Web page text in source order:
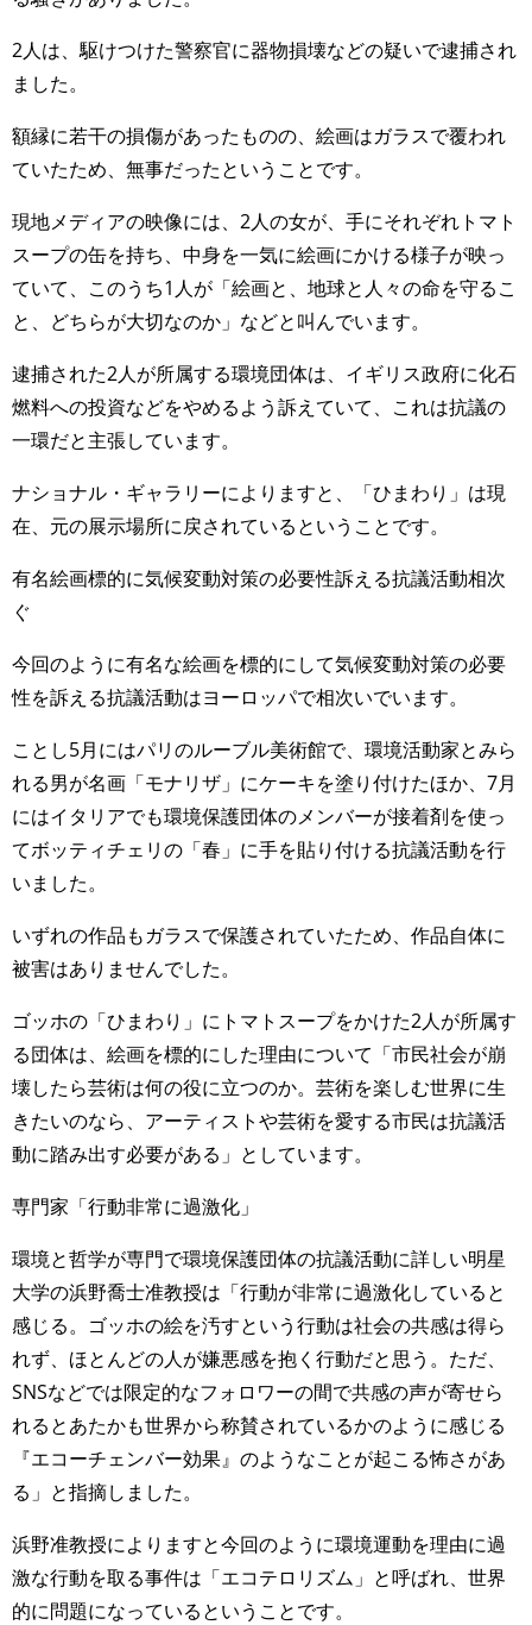
2人は、駆けつけた警察官に器物損壊などの疑いで逮捕され
ました。
額縁に若干の損傷があったものの、絵画はガラスで覆われ
ていたため、無事だったということです。
現地メディアの映像には、2人の女が、手にそれぞれトマト
スープの缶を持ち、中身を一気に絵画にかける様子が映っ
ていて、このうち1人が「絵画と、地球と人々の命を守るこ
と、どちらが大切なのか」などと叫んでいます。
逮捕された2人が所属する環境団体は、イギリス政府に化石
燃料への投資などをやめるよう訴えていて、これは抗議の
一環だと主張しています。
ナショナル・ギャラリーによりますと、「ひまわり」は現
在、元の展示場所に戻されているということです。
有名絵画標的に気候変動対策の必要性訴える抗議活動相次
ぐ
今回のように有名な絵画を標的にして気候変動対策の必要
性を訴える抗議活動はヨーロッパで相次いでいます。
ことし5月にはパリのルーブル美術館で、環境活動家とみら
れる男が名画「モナリザ」にケーキを塗り付けたほか、7月
にはイタリアでも環境保護団体のメンバーが接着剤を使っ
てボッティチェリの「春」に手を貼り付ける抗議活動を行
いました。
いずれの作品もガラスで保護されていたため、作品自体に
被害はありませんでした。
ゴッホの「ひまわり」にトマトスープをかけた2人が所属す
る団体は、絵画を標的にした理由について「市民社会が崩
壊したら芸術は何の役に立つのか。芸術を楽しむ世界に生
きたいのなら、アーティストや芸術を愛する市民は抗議活
動に踏み出す必要がある」としています。
専門家「行動非常に過激化」
環境と哲学が専門で環境保護団体の抗議活動に詳しい明星
大学の浜野喬士准教授は「行動が非常に過激化していると
感じる。ゴッホの絵を汚すという行動は社会の共感は得ら
れず、ほとんどの人が嫌悪感を抱く行動だと思う。ただ、
SNSなどでは限定的なフォロワーの間で共感の声が寄せら
れるとあたかも世界から称賛されているかのように感じる
『エコーチェンバー効果』のようなことが起こる怖さがあ
る」と指摘しました。
浜野准教授によりますと今回のように環境運動を理由に過
激な行動を取る事件は「エコテロリズム」と呼ばれ、世界
的に問題になっているということです。